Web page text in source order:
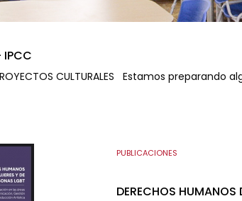
IPCC
PROYECTOS CULTURALES Estamos
PUBLICACIONES
DERECHOS HUMANOS